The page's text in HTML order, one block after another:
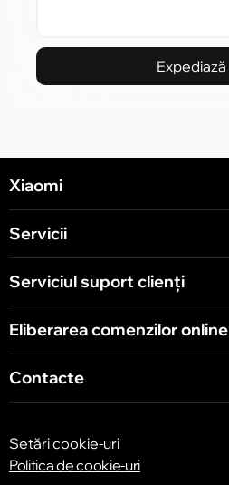
Expediază
Xiaomi
Servicii
Serviciul suport clienţi
Eliberarea comenzilor online
Contacte
Setări cookie-uri
Politica de cookie-uri